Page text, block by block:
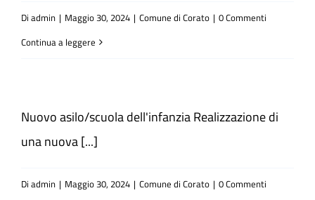
Di admin | Maggio 30, 2024 | Comune di Corato | 0 Commenti
Continua a leggere
Nuovo asilo/scuola dell'infanzia Realizzazione di
una nuova [...]
Di admin | Maggio 30, 2024 | Comune di Corato | 0 Commenti